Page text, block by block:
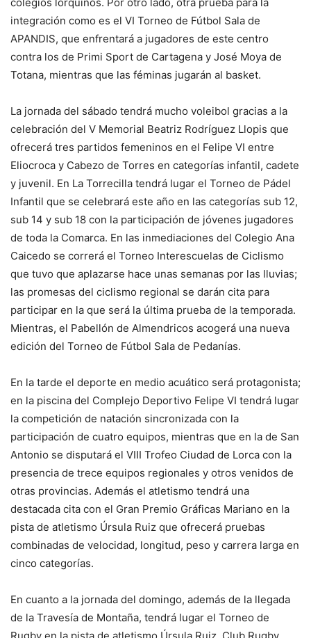
integración como es el VI Torneo de Fútbol Sala de
APANDIS, que enfrentará a jugadores de este centro
contra los de Primi Sport de Cartagena y José Moya de
Totana, mientras que las féminas jugarán al basket.
La jornada del sábado tendrá mucho voleibol gracias a la
celebración del V Memorial Beatriz Rodríguez Llopis que
ofrecerá tres partidos femeninos en el Felipe VI entre
Eliocroca y Cabezo de Torres en categorías infantil, cadete
y juvenil. En La Torrecilla tendrá lugar el Torneo de Pádel
Infantil que se celebrará este año en las categorías sub 12,
sub 14 y sub 18 con la participación de jóvenes jugadores
de toda la Comarca. En las inmediaciones del Colegio Ana
Caicedo se correrá el Torneo Interescuelas de Ciclismo
que tuvo que aplazarse hace unas semanas por las lluvias;
las promesas del ciclismo regional se darán cita para
participar en la que será la última prueba de la temporada.
Mientras, el Pabellón de Almendricos acogerá una nueva
edición del Torneo de Fútbol Sala de Pedanías.
En la tarde el deporte en medio acuático será protagonista;
en la piscina del Complejo Deportivo Felipe VI tendrá lugar
la competición de natación sincronizada con la
participación de cuatro equipos, mientras que en la de San
Antonio se disputará el VIII Trofeo Ciudad de Lorca con la
presencia de trece equipos regionales y otros venidos de
otras provincias. Además el atletismo tendrá una
destacada cita con el Gran Premio Gráficas Mariano en la
pista de atletismo Úrsula Ruiz que ofrecerá pruebas
combinadas de velocidad, longitud, peso y carrera larga en
cinco categorías.
En cuanto a la jornada del domingo, además de la llegada
de la Travesía de Montaña, tendrá lugar el Torneo de